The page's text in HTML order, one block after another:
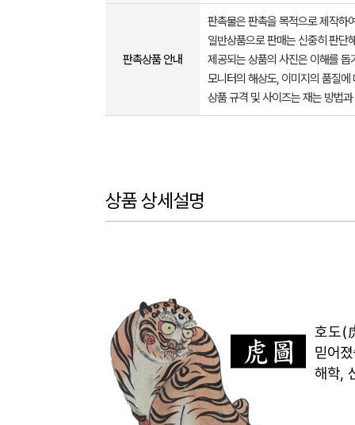
판촉상품 안내
판촉물은 판촉을 목적으로 제작하
일반상품으로 판매는 신중히 판단
제공되는 상품의 사진은 이해를
모니터의 해상도, 이미지의 품질
상품 규격 및 사이즈는 재는 방법
상품 상세설명